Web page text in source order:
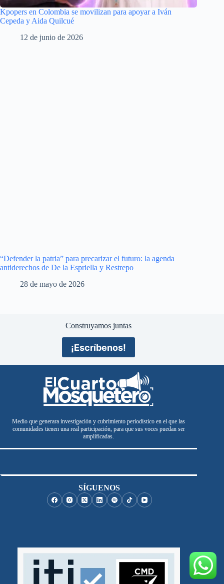
Kpopers en Colombia se movilizan para apoyar a Iván
Cepeda y Aida Quilcué
12 de junio de 2026
“Defender la patria” para precarizar el futuro: la agenda
antiderechos de De la Espriella y Restrepo
28 de mayo de 2026
Construyamos juntas
¡Escríbenos!
Medio que generara investigación y cubrimiento periodístico en el que las
comunidades tienen una real participación, para que sus voces puedan ser
amplificadas.
SÍGUENOS